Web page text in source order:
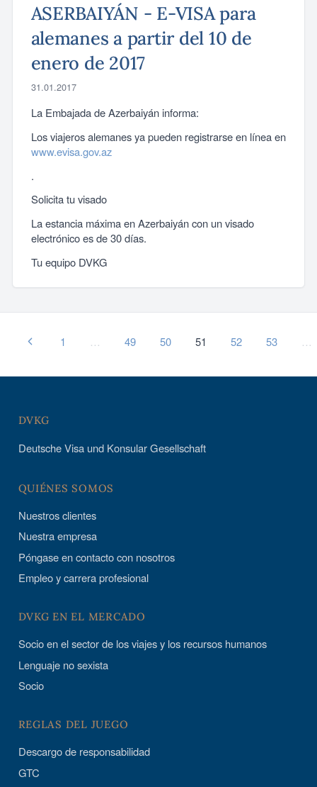
ASERBAIYÁN - E-VISA para
alemanes a partir del 10 de
enero de 2017
31.01.2017
La Embajada de Azerbaiyán informa:
Los viajeros alemanes ya pueden registrarse en línea en
www.evisa.gov.az
.
Solicita tu visado
La estancia máxima en Azerbaiyán con un visado
electrónico es de 30 días.
Tu equipo DVKG
1 … 49 50 51 52 53 …
DVKG
Deutsche Visa und Konsular Gesellschaft
QUIÉNES SOMOS
Nuestros clientes
Nuestra empresa
Póngase en contacto con nosotros
Empleo y carrera profesional
DVKG EN EL MERCADO
Socio en el sector de los viajes y los recursos humanos
Lenguaje no sexista
Socio
REGLAS DEL JUEGO
Descargo de responsabilidad
GTC